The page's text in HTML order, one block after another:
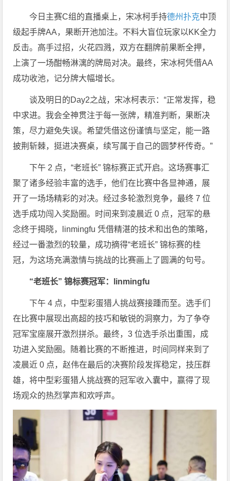
今日主赛C组的直播桌上，宋冰柯手持德州扑克中顶
级起手牌AA，果断开池加注。不料大盲位玩家以KK全力
反击。高手过招，火花四溅，双方在翻牌前果断全押，
上演了一场酣畅淋漓的牌局对决。最终，宋冰柯凭借AA
成功收池，记分牌大幅增长。
谈及明日的Day2之战，宋冰柯表示：“正常发挥，稳
中求进。我会全神贯注于每一张牌，精准判断，果断决
策，尽力避免失误。希望凭借这份谨慎与坚定，能一路
披荆斩棘，挺进决赛桌，续写属于自己的圆梦杯传奇。”
下午 2 点，“老班长” 锦标赛正式开启。这场赛事汇
聚了诸多经验丰富的选手，他们在比赛中各显神通，展
开了一场场精彩的对决。经过多轮激烈竞争，最终 7 位
选手成功闯入奖励圈。时间来到凌晨近 0 点，冠军的悬
念终于揭晓，linmingfu 凭借精湛的技术和出色的策略，
经过一番激烈的较量，成功摘得“老班长” 锦标赛的桂
冠，为这场充满激情与挑战的比赛画上了圆满的句号。
“老班长” 锦标赛冠军： linmingfu
下午 4 点，中型彩蛋猎人挑战赛接踵而至。选手们
在比赛中展现出高超的技巧和敏锐的洞察力，为了争夺
冠军宝座展开激烈拼杀。最终，3 位选手杀出重围，成
功进入奖励圈。随着比赛的不断推进，时间同样来到了
凌晨近 0 点，赵伟在最后的决赛阶段发挥稳定，技压群
雄，将中型彩蛋猎人挑战赛的冠军收入囊中，赢得了现
场观众的热烈掌声和欢呼声。